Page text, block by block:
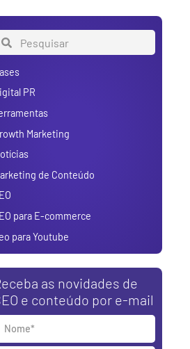
PR
Marketing
de Conteúdo
para E-commerce
para Youtube
as novidades de
e conteúdo por e-mail